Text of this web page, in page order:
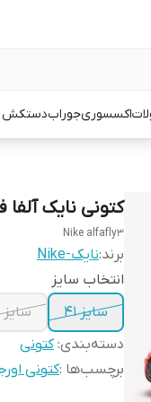
اکسسوریجورابدستکش
کتونی نایک آلفا فلای ۳ نارنجی قرمز
Nike alfafly3
برند:نایک-Nike
انتخاب سایز
سایز ۴۱
سایز ۴۲
دسته‌بندی:کتونی
برچسب‌ها :کتونی